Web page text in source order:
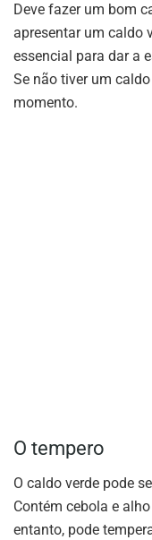
Deve fazer um bom
apresentar um caldo
essencial para dar a
Se não tiver um
momento.
O tempero
O caldo verde pode
Contém cebola e
entanto, pode